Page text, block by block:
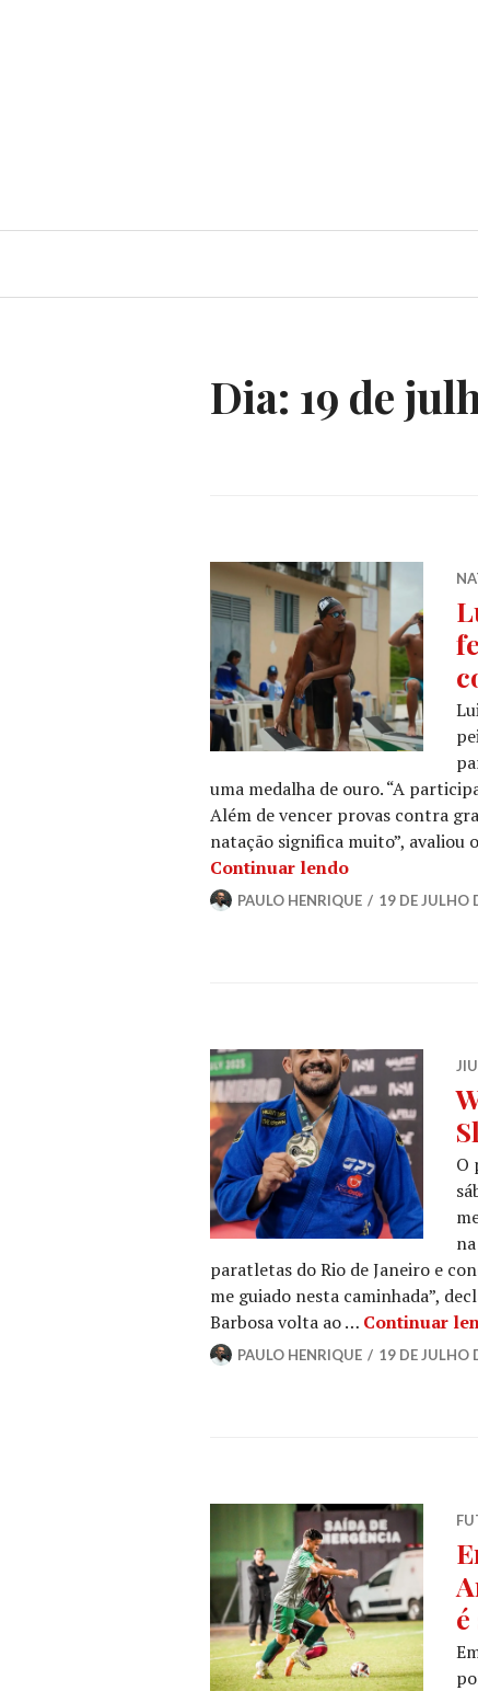
Dia: 19 de
uma medalha de ouro. “A
Além de vencer provas contra
natação significa muito”, avaliou
Continuar lendo
PAULO HENRIQUE 19 DE JULHO
O
paratletas do Rio de Janeiro e
me guiado nesta caminhada”,
Barbosa volta ao … Continuar
PAULO HENRIQUE 19 DE JULHO